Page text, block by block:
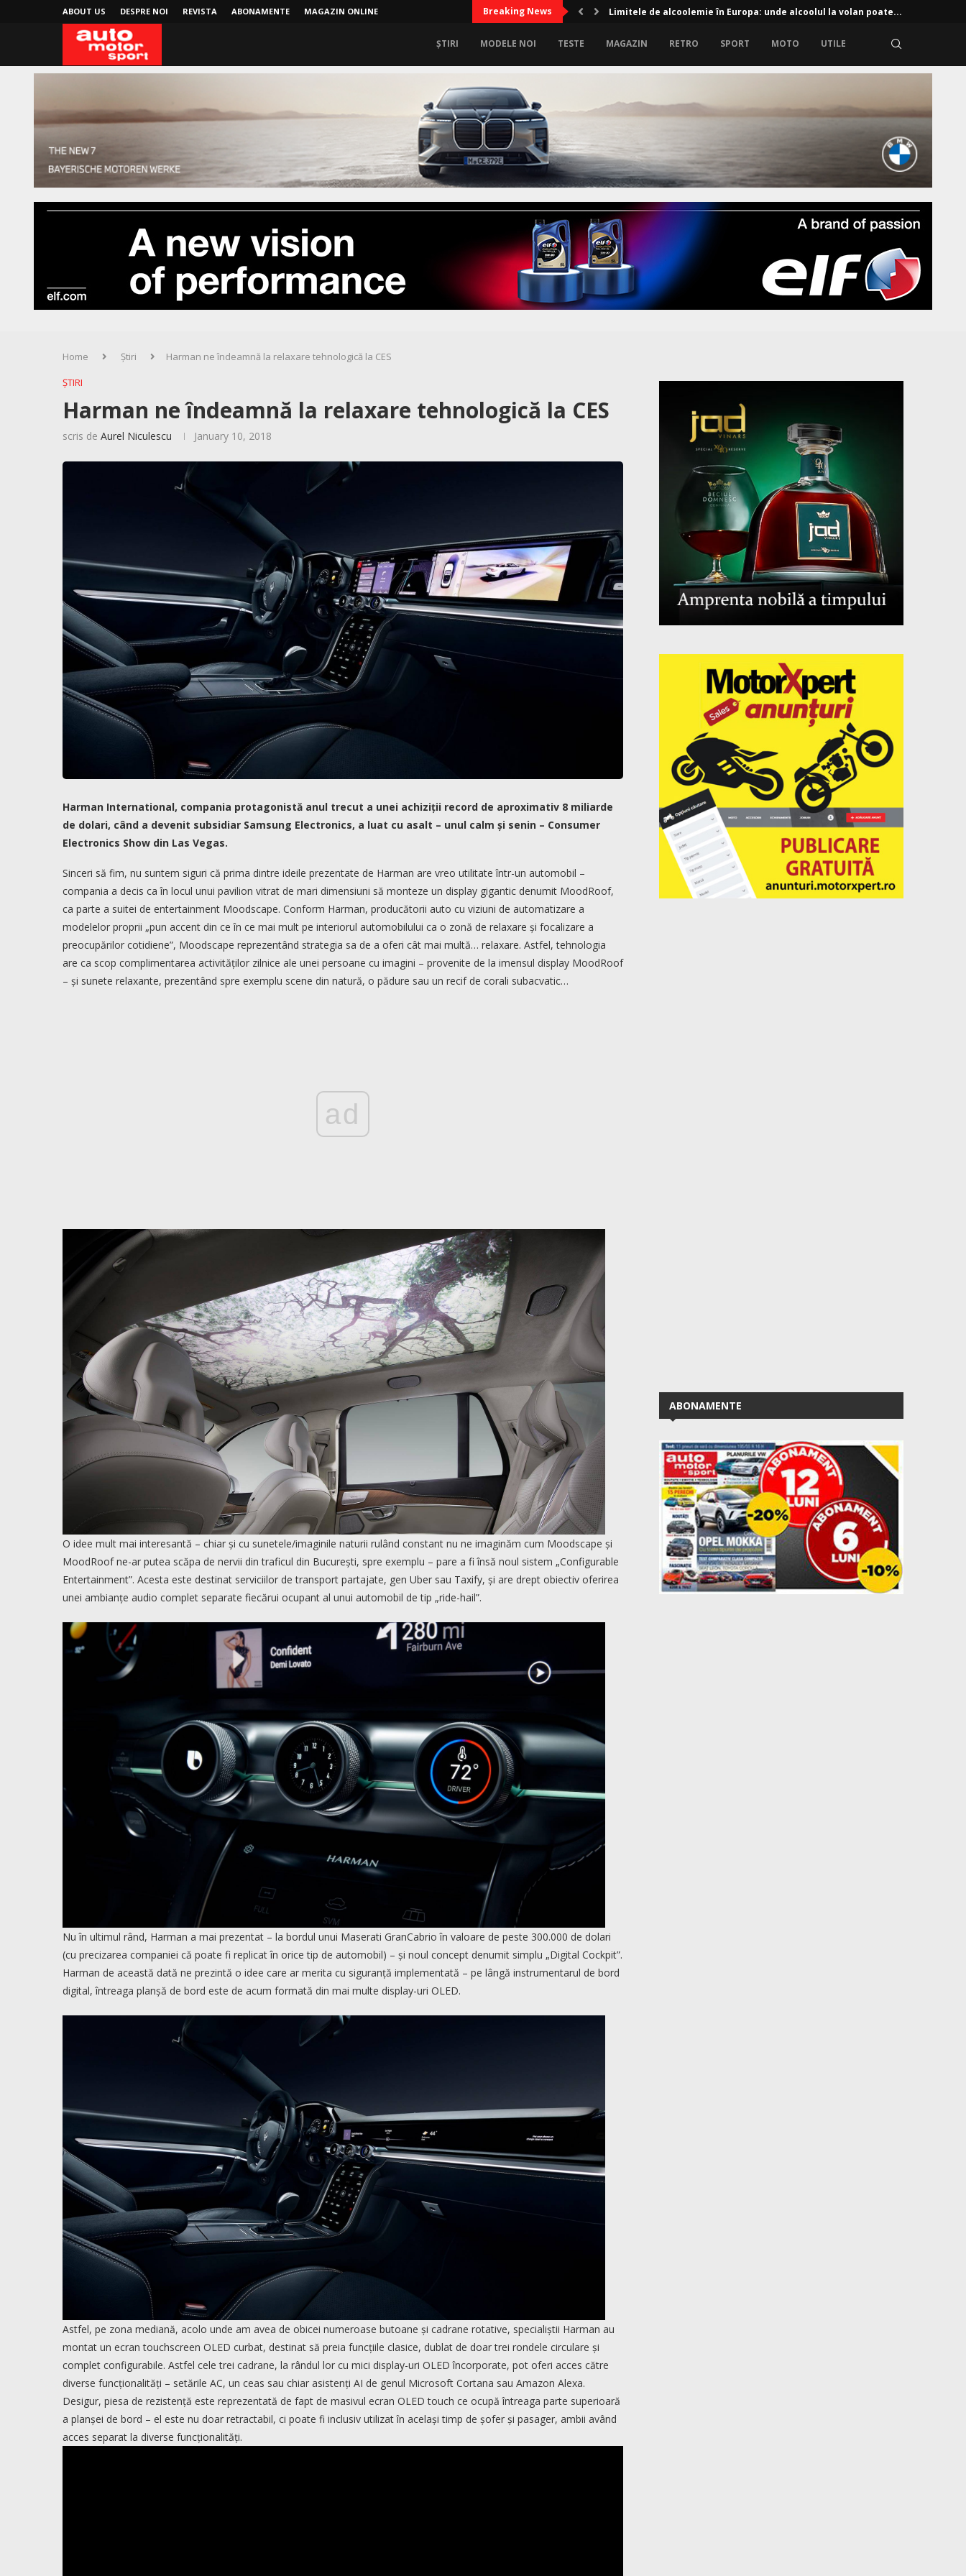
ABOUT US DESPRE NOI REVISTA ABONAMENTE MAGAZIN ONLINE Breaking News Limitele de alcoolemie în Europa: unde alcoolul la volan poate...
ȘTIRI MODELE NOI TESTE MAGAZIN RETRO SPORT MOTO UTILE
Home Știri
Harman ne îndeamnă la relaxare tehnologică la CES
ȘTIRI
Harman ne îndeamnă la relaxare tehnologică la CES
scris de Aurel Niculescu January 10, 2018
Harman International, compania protagonistă anul trecut a unei achiziții record de aproximativ 8 miliarde
de dolari, când a devenit subsidiar Samsung Electronics, a luat cu asalt – unul calm și senin – Consumer
Electronics Show din Las Vegas.
Sinceri să fim, nu suntem siguri că prima dintre ideile prezentate de Harman are vreo utilitate într-un automobil –
compania a decis ca în locul unui pavilion vitrat de mari dimensiuni să monteze un display gigantic denumit MoodRoof,
ca parte a suitei de entertainment Moodscape. Conform Harman, producătorii auto cu viziuni de automatizare a
modelelor proprii „pun accent din ce în ce mai mult pe interiorul automobilului ca o zonă de relaxare și focalizare a
preocupărilor cotidiene”, Moodscape reprezentând strategia sa de a oferi cât mai multă… relaxare. Astfel, tehnologia
are ca scop complimentarea activităților zilnice ale unei persoane cu imagini – provenite de la imensul display MoodRoof
– și sunete relaxante, prezentând spre exemplu scene din natură, o pădure sau un recif de corali subacvatic…
ad
O idee mult mai interesantă – chiar și cu sunetele/imaginile naturii rulând constant nu ne imaginăm cum Moodscape și
MoodRoof ne-ar putea scăpa de nervii din traficul din București, spre exemplu – pare a fi însă noul sistem „Configurable
Entertainment”. Acesta este destinat serviciilor de transport partajate, gen Uber sau Taxify, și are drept obiectiv oferirea
unei ambianțe audio complet separate fiecărui ocupant al unui automobil de tip „ride-hail”.
Nu în ultimul rând, Harman a mai prezentat – la bordul unui Maserati GranCabrio în valoare de peste 300.000 de dolari
(cu precizarea companiei că poate fi replicat în orice tip de automobil) – și noul concept denumit simplu „Digital Cockpit”.
Harman de această dată ne prezintă o idee care ar merita cu siguranță implementată – pe lângă instrumentarul de bord
digital, întreaga planșă de bord este de acum formată din mai multe display-uri OLED.
Astfel, pe zona mediană, acolo unde am avea de obicei numeroase butoane și cadrane rotative, specialiștii Harman au
montat un ecran touchscreen OLED curbat, destinat să preia funcțiile clasice, dublat de doar trei rondele circulare și
complet configurabile. Astfel cele trei cadrane, la rândul lor cu mici display-uri OLED încorporate, pot oferi acces către
diverse funcționalități – setările AC, un ceas sau chiar asistenți AI de genul Microsoft Cortana sau Amazon Alexa.
Desigur, piesa de rezistență este reprezentată de fapt de masivul ecran OLED touch ce ocupă întreaga parte superioară
a planșei de bord – el este nu doar retractabil, ci poate fi inclusiv utilizat în același timp de șofer și pasager, ambii având
acces separat la diverse funcționalități.
ABONAMENTE